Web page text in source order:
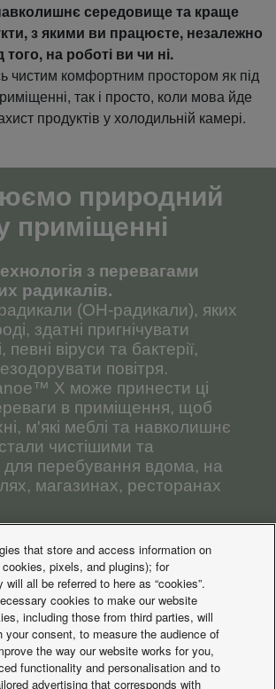
середовище та краще
з якими ви працюєте, незалежно
того, на роботі ви чи ні.
чистим комфортним простором як під
так і просто, коли мова йде
продуктів у холодильній камері.
природний
приміщенні
з перевагами
радикалів.
радикали (ОН-радикали), яких
здатні пригнічувати
віруси та бактерії,
повітря.
X може принести ці
в приміщення, щоб
м'які меблі та навколишнє
чистішими та
перебування вдома, на
магазинах, ресторанах
that store and access information on
pixels, and plugins); for
will all be referred to here as “cookies”.
cookies to make our website
including those from third parties, will
your consent, to measure the audience of
the way our website works for you,
functionality and personalisation and to
advertising that corresponds with